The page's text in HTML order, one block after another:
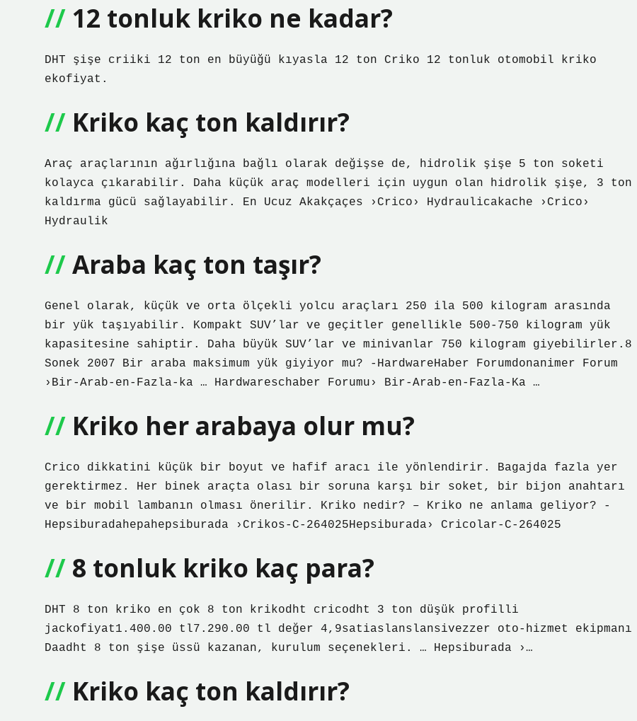
12 tonluk kriko ne kadar?
DHT şişe criiki 12 ton en büyüğü kıyasla 12 ton Criko 12 tonluk otomobil kriko
ekofiyat.
Kriko kaç ton kaldırır?
Araç araçlarının ağırlığına bağlı olarak değişse de, hidrolik şişe 5 ton soketi
kolayca çıkarabilir. Daha küçük araç modelleri için uygun olan hidrolik şişe, 3 ton
kaldırma gücü sağlayabilir. En Ucuz Akakçaçes ›Crico› Hydraulicakache ›Crico›
Hydraulik
Araba kaç ton taşır?
Genel olarak, küçük ve orta ölçekli yolcu araçları 250 ila 500 kilogram arasında
bir yük taşıyabilir. Kompakt SUV’lar ve geçitler genellikle 500-750 kilogram yük
kapasitesine sahiptir. Daha büyük SUV’lar ve minivanlar 750 kilogram giyebilirler.8
Sonek 2007 Bir araba maksimum yük giyiyor mu? -HardwareHaber Forumdonanimer Forum
›Bir-Arab-en-Fazla-ka … Hardwareschaber Forumu› Bir-Arab-en-Fazla-Ka …
Kriko her arabaya olur mu?
Crico dikkatini küçük bir boyut ve hafif aracı ile yönlendirir. Bagajda fazla yer
gerektirmez. Her binek araçta olası bir soruna karşı bir soket, bir bijon anahtarı
ve bir mobil lambanın olması önerilir. Kriko nedir? – Kriko ne anlama geliyor? -
Hepsiburadahepahepsiburada ›Crikos-C-264025Hepsiburada› Cricolar-C-264025
8 tonluk kriko kaç para?
DHT 8 ton kriko en çok 8 ton krikodht cricodht 3 ton düşük profilli
jackofiyat1.400.00 tl7.290.00 tl değer 4,9satiaslanslansivezzer oto-hizmet ekipmanı
Daadht 8 ton şişe üssü kazanan, kurulum seçenekleri. … Hepsiburada ›…
Kriko kaç ton kaldırır?